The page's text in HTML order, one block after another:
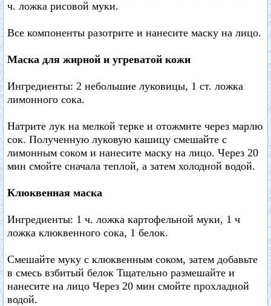
ч. ложка рисовой муки.
Все компоненты разотрите и нанесите маску на лицо.
Маска для жирной и угреватой кожи
Ингредиенты: 2 небольшие луковицы, 1 ст. ложка
лимонного сока.
Натрите лук на мелкой терке и отожмите через марлю
сок. Полученную луковую кашицу смешайте с
лимонным соком и нанесите маску на лицо. Через 20
мин смойте сначала теплой, а затем холодной водой.
Клюквенная маска
Ингредиенты: 1 ч. ложка картофельной муки, 1 ч
ложка клюквенного сока, 1 белок.
Смешайте муку с клюквенным соком, затем добавьте
в смесь взбитый белок Тщательно размешайте и
нанесите на лицо Через 20 мин смойте прохладной
водой.